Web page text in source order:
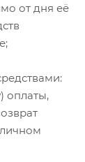
от дня её
оплаты,